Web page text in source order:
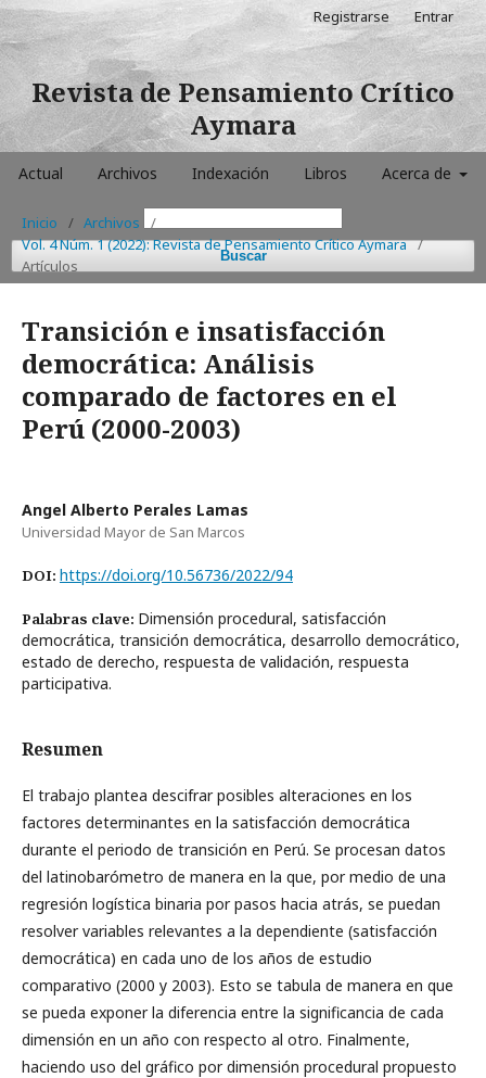
Revista de Pensamiento Crítico
Aymara
Actual Archivos Indexación Libros Acerca de
Buscar
Registrarse Entrar
Inicio / Archivos
/
Vol. 4 Núm. 1 (2022): Revista de Pensamiento Crítico Aymara /
Artículos
Transición e insatisfacción
democrática: Análisis
comparado de factores en el
Perú (2000-2003)
Angel Alberto Perales Lamas
Universidad Mayor de San Marcos
DOI: https://doi.org/10.56736/2022/94
Palabras clave: Dimensión procedural, satisfacción
democrática, transición democrática, desarrollo democrático,
estado de derecho, respuesta de validación, respuesta
participativa.
Resumen
El trabajo plantea descifrar posibles alteraciones en los
factores determinantes en la satisfacción democrática
durante el periodo de transición en Perú. Se procesan datos
del latinobarómetro de manera en la que, por medio de una
regresión logística binaria por pasos hacia atrás, se puedan
resolver variables relevantes a la dependiente (satisfacción
democrática) en cada uno de los años de estudio
comparativo (2000 y 2003). Esto se tabula de manera en que
se pueda exponer la diferencia entre la significancia de cada
dimensión en un año con respecto al otro. Finalmente,
haciendo uso del gráfico por dimensión procedural propuesto